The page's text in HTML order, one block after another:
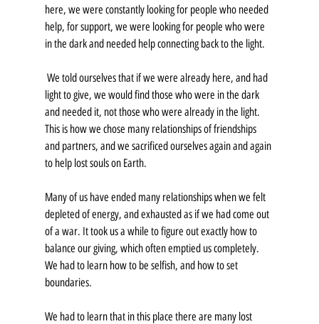
here, we were constantly looking for people who needed
help, for support, we were looking for people who were
in the dark and needed help connecting back to the light.
light to give, we would find those who were in the dark
and needed it, not those who were already in the light.
This is how we chose many relationships of friendships
and partners, and we sacrificed ourselves again and again
to help lost souls on Earth.
Many of us have ended many relationships when we felt
depleted of energy, and exhausted as if we had come out
of a war. It took us a while to figure out exactly how to
balance our giving, which often emptied us completely.
We had to learn how to be selfish, and how to set
boundaries.
We had to learn that in this place there are many lost